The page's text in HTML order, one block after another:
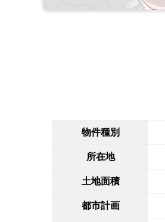
物件種別
所在地
土地面積
都市計画